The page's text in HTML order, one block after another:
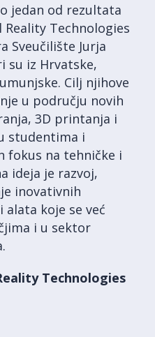
jedan od rezultata
Technologies
Sveučilište Jurja
su iz Hrvatske,
Cilj njihove
u području novih
3D printanja i
studentima i
fokus na tehničke i
ideja je razvoj,
inovativnih
koje se već
i u sektor
Technologies